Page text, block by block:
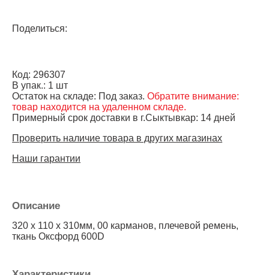
Поделиться:
Код: 296307
В упак.: 1 шт
Остаток на складе: Под заказ.Обратите внимание:
товар находится на удаленном складе.
Примерный срок доставки в г.Сыктывкар: 14 дней
Проверить наличие товара в других магазинах
Наши гарантии
Описание
320 x 110 x 310мм, 00 карманов, плечевой ремень,
ткань Оксфорд 600D